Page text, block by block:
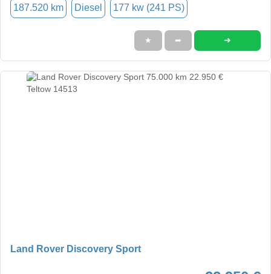
187.520 km Diesel 177 kw (241 PS)
★ ➦ ➜
Land Rover Discovery Sport